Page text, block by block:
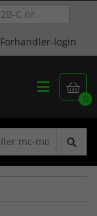
Forhandler-login

0
